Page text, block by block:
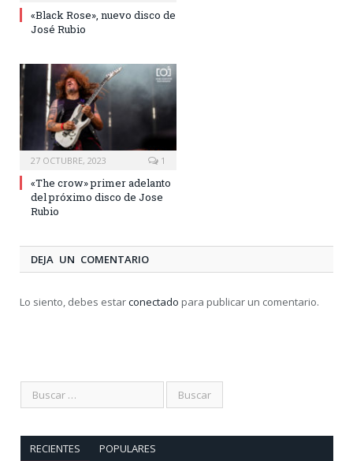
«Black Rose», nuevo disco de
José Rubio
27 OCTUBRE, 2023 1
«The crow» primer adelanto
del próximo disco de Jose
Rubio
DEJA UN COMENTARIO
Lo siento, debes estarconectado para publicar un comentario.
RECIENTES POPULARES